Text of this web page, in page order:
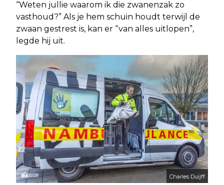
“Weten jullie waarom ik die zwanenzak zo
vasthoud?” Als je hem schuin houdt terwijl de
zwaan gestrest is, kan er “van alles uitlopen”,
legde hij uit.
Charles Duijff